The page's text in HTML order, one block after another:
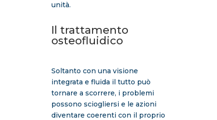
unità.
Il trattamento
osteofluidico
Soltanto con una visione
integrata e fluida il tutto può
tornare a scorrere, i problemi
possono sciogliersi e le azioni
diventare coerenti con il proprio